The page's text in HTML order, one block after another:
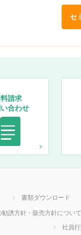
セ
請求
合わせ
書類ダウンロード
勧誘方針・販売方針について
社員